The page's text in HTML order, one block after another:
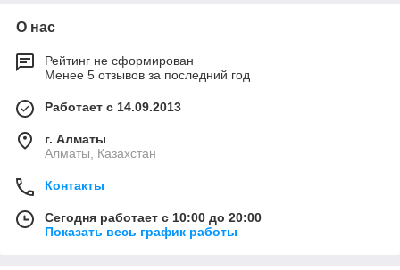
О нас
Рейтинг не сформирован
Менее 5 отзывов за последний год
Работает с 14.09.2013
г. Алматы
Алматы, Казахстан
Контакты
Сегодня работает с 10:00 до 20:00
Показать весь график работы